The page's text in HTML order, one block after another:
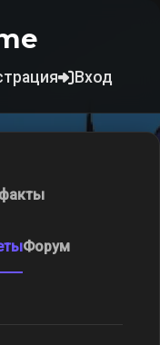
Вход
Форум